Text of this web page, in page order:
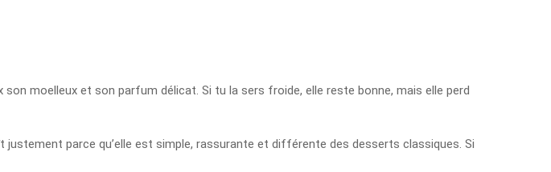
moelleux et son parfum délicat. Si tu la sers froide, elle reste bonne, mais elle perd
parce qu’elle est simple, rassurante et différente des desserts classiques. Si